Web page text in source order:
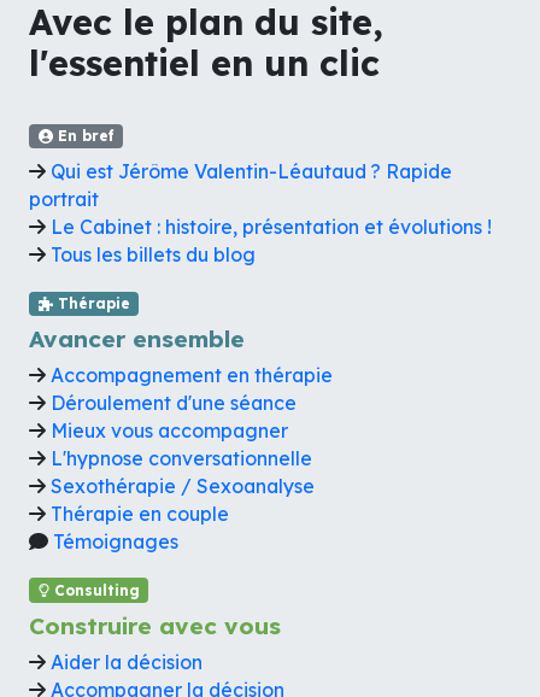
Avec le plan du site,
l'essentiel en un clic
En bref
Qui est Jérôme Valentin-Léautaud ? Rapide
portrait
Le Cabinet : histoire, présentation et évolutions !
Tous les billets du blog
Thérapie
Avancer ensemble
Accompagnement en thérapie
Déroulement d'une séance
Mieux vous accompagner
L'hypnose conversationnelle
Sexothérapie / Sexoanalyse
Thérapie en couple
Témoignages
Consulting
Construire avec vous
Aider la décision
Accompagner la décision